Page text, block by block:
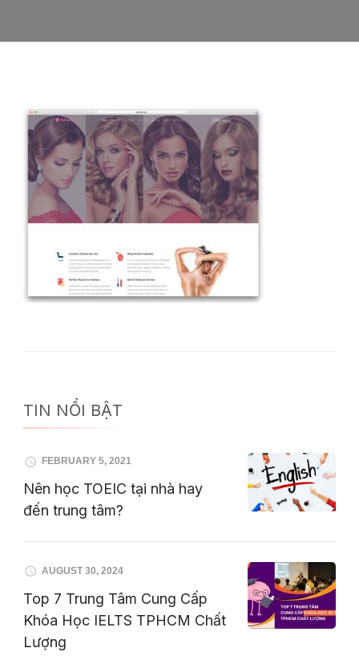
TIN NỔI BẬT
FEBRUARY 5, 2021
Nên học TOEIC tại nhà hay
đến trung tâm?
AUGUST 30, 2024
Top 7 Trung Tâm Cung Cấp
Khóa Học IELTS TPHCM Chất
Lượng